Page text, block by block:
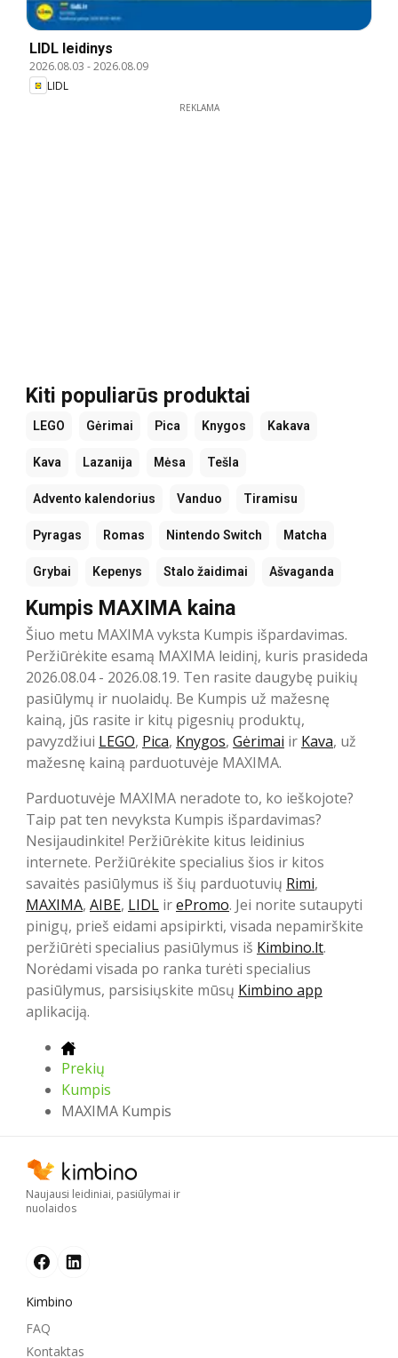
LIDL leidinys
2026.08.03 -2026.08.09
LIDL
REKLAMA
Kiti populiarūs produktai
LEGO Gėrimai Pica Knygos Kakava
Kava Lazanija Mėsa Tešla
Advento kalendorius Vanduo Tiramisu
Pyragas Romas Nintendo Switch Matcha
Grybai Kepenys Stalo žaidimai Ašvaganda
Kumpis MAXIMA kaina
Šiuo metu MAXIMA vyksta Kumpis išpardavimas.
Peržiūrėkite esamą MAXIMA leidinį, kuris prasideda
2026.08.04 - 2026.08.19. Ten rasite daugybę puikių
pasiūlymų ir nuolaidų. Be Kumpis už mažesnę
kainą, jūs rasite ir kitų pigesnių produktų,
pavyzdžiui LEGO, Pica, Knygos, Gėrimai ir Kava, už
mažesnę kainą parduotuvėje MAXIMA.
Parduotuvėje MAXIMA neradote to, ko ieškojote?
Taip pat ten nevyksta Kumpis išpardavimas?
Nesijaudinkite! Peržiūrėkite kitus leidinius
internete. Peržiūrėkite specialius šios ir kitos
savaitės pasiūlymus iš šių parduotuvių Rimi,
MAXIMA, AIBE, LIDL irePromo. Jei norite sutaupyti
pinigų, prieš eidami apsipirkti, visada nepamirškite
peržiūrėti specialius pasiūlymus iš Kimbino.lt.
Norėdami visada po ranka turėti specialius
pasiūlymus, parsisiųskite mūsų Kimbino app
aplikaciją.
Prekių
Kumpis
MAXIMA Kumpis
Naujausi leidiniai, pasiūlymai ir
nuolaidos
Kimbino
FAQ
Kontaktas